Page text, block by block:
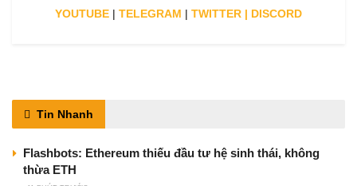
YOUTUBE | TELEGRAM | TWITTER | DISCORD
Tin Nhanh
Flashbots: Ethereum thiếu đầu tư hệ sinh thái, không
thừa ETH